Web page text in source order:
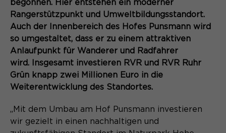
Zweck
Content Management System dieser
Webseite. Diese Basis-Cookies sind
unerlässlich, damit Ihr Besuch auf der
Website angenehm und flüssig wird:
Sie ermöglichen es der Website, Sie
zu erkennen und somit Ihre Sitzung
einem Benutzer-Login für einen
geschlossenen Bereich die Benutzer-
"hash-Wert") zum entsprechenden
Datenbankeintrag des Nutzers.
Name
Anbieter Matomo
Laufzeit 13 Monate
Zweck
Dient zur anonymen
Wiedererkennung eines Besuchers.
Cookie-Informationen
Aktivierung Mehrsprachigkeit
Diese Cookies ermöglichen die automatische
Übersetzung der Website-Inhalte durch GTranslate.
Name googtrans
Anbieter GTranslate Inc.
Laufzeit 1 Jahr
Cookie-Informationen
begonnen. Hier entstehen ein moderner
Rangerstützpunkt und Umweltbildungsstandort.
Auch der Innenbereich des Hofes Punsmann wird
so umgestaltet, dass er zu einem attraktiven
Anlaufpunkt für Wanderer und Radfahrer
wird. Insgesamt investieren RVR und RVR Ruhr
Grün knapp zwei Millionen Euro in die
Weiterentwicklung des Standortes.
„Mit dem Umbau am Hof Punsmann investieren
wir gezielt in einen nachhaltigen und